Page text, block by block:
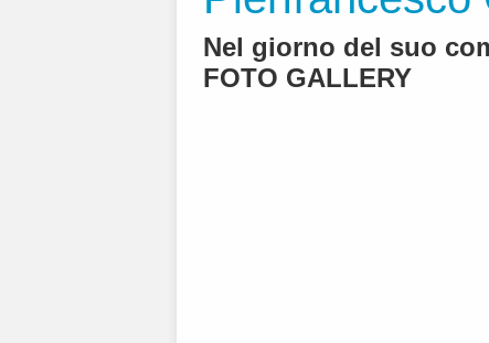
Nel giorno del suo
FOTO GALLERY